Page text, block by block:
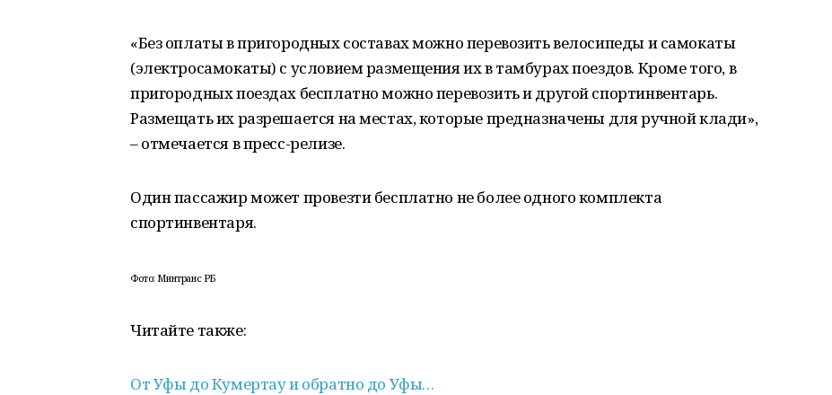
«Без оплаты в пригородных составах можно перевозить велосипеды и самокаты
(электросамокаты) с условием размещения их в тамбурах поездов. Кроме того, в
пригородных поездах бесплатно можно перевозить и другой спортинвентарь.
Размещать их разрешается на местах, которые предназначены для ручной клади»,
– отмечается в пресс-релизе.
Один пассажир может провезти бесплатно не более одного комплекта
спортинвентаря.
Фото: Минтранс РБ
Читайте также:
От Уфы до Кумертау и обратно до Уфы…